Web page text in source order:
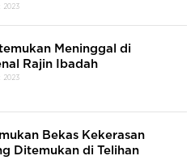
2023
Meninggal di
Rajin Ibadah
2023
Bekas Kekerasan
Ditemukan di Telihan